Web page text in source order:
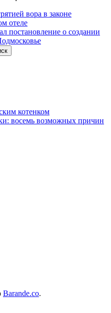
вора в законе
отеле
постановление о создании
котенком
восемь возможных причин
Barande.co.